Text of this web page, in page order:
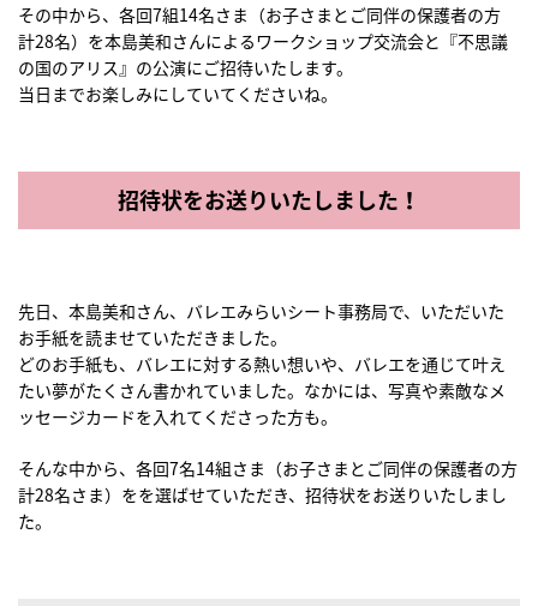
その中から、各回7組14名さま（お子さまとご同伴の保護者の方
計28名）を本島美和さんによるワークショップ交流会と『不思議
の国のアリス』の公演にご招待いたします。
当日までお楽しみにしていてくださいね。
招待状をお送りいたしました！
先日、本島美和さん、バレエみらいシート事務局で、いただいた
お手紙を読ませていただきました。
どのお手紙も、バレエに対する熱い想いや、バレエを通じて叶え
たい夢がたくさん書かれていました。なかには、写真や素敵なメ
ッセージカードを入れてくださった方も。
そんな中から、各回7名14組さま（お子さまとご同伴の保護者の方
計28名さま）をを選ばせていただき、招待状をお送りいたしまし
た。